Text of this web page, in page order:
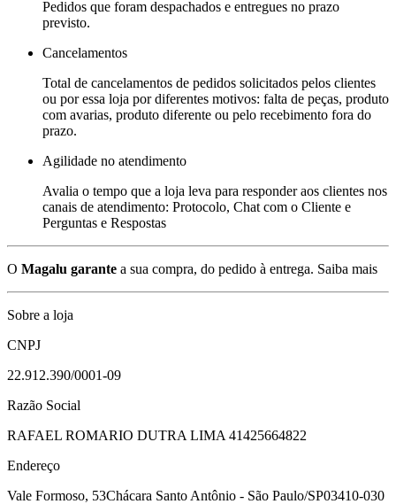
Pedidos que foram despachados e entregues no prazo
previsto.
Cancelamentos
Total de cancelamentos de pedidos solicitados pelos clientes
ou por essa loja por diferentes motivos: falta de peças, produto
com avarias, produto diferente ou pelo recebimento fora do
prazo.
Agilidade no atendimento
Avalia o tempo que a loja leva para responder aos clientes nos
canais de atendimento: Protocolo, Chat com o Cliente e
Perguntas e Respostas
O Magalu garante a sua compra, do pedido à entrega. Saiba mais
Sobre a loja
CNPJ
22.912.390/0001-09
Razão Social
RAFAEL ROMARIO DUTRA LIMA 41425664822
Endereço
Vale Formoso, 53Chácara Santo Antônio - São Paulo/SP03410-030